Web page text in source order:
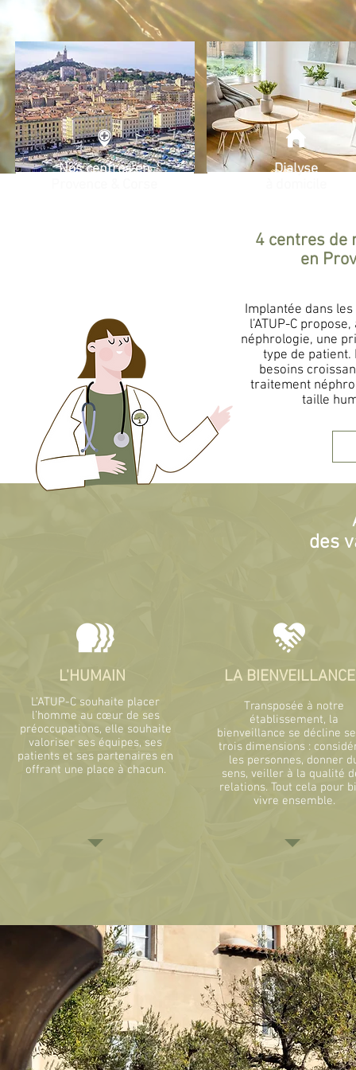
Nos centres en
Dialyse
4 centres de
en
Implantée dans
l’ATUP-C
néphrologie, une
type de
besoins
traitement
taille
des
L'HUMAIN
L’ATUP-C souhaite placer
l’homme au cœur de ses
préoccupations, elle souhaite
valoriser ses équipes, ses
patients et ses partenaires en
offrant une place à chacun.
LA BIENVEILLANCE
Transposée à notre
établissement, la
bienveillance se décline
trois dimensions :
les personnes, donner
sens, veiller à la qualité
relations. Tout cela pour
vivre ensemble.